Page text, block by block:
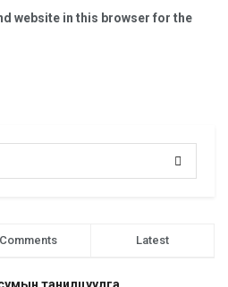
website in this browser for the
Comments Latest
танилцуулга